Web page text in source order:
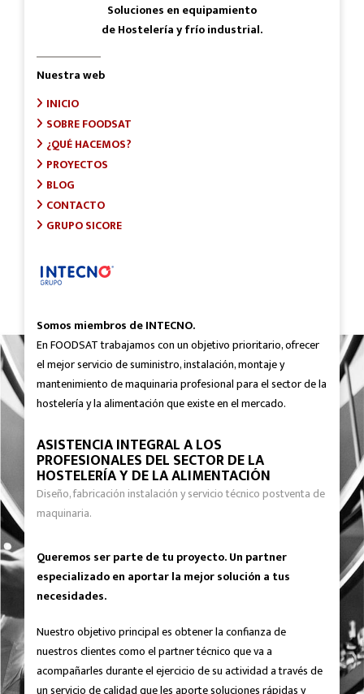
Soluciones en equipamiento
de Hostelería y frío industrial.
Nuestra web
INICIO
SOBRE FOODSAT
¿QUÉ HACEMOS?
PROYECTOS
BLOG
CONTACTO
GRUPO SICORE
Somos miembros de INTECNO.
En FOODSAT trabajamos con un objetivo prioritario, ofrecer
el mejor servicio de suministro, instalación, montaje y
mantenimiento de maquinaria profesional para el sector de la
hostelería y la alimentación que existe en el mercado.
ASISTENCIA INTEGRAL A LOS
PROFESIONALES DEL SECTOR DE LA
HOSTELERÍA Y DE LA ALIMENTACIÓN
Diseño, fabricación instalación y servicio técnico postventa de
maquinaria.
Queremos ser parte de tu proyecto. Un partner
especializado en aportar la mejor solución a tus
necesidades.
Nuestro objetivo principal es obtener la confianza de
nuestros clientes como el partner técnico que va a
acompañarles durante el ejercicio de su actividad a través de